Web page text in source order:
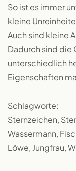
So ist es immer
kleine
Auch sind kleine
Dadurch sind die
unterschiedlich
Eigenschaften
Schlagworte:
Sternzeichen,
Wassermann,
Löwe, Jungfrau,